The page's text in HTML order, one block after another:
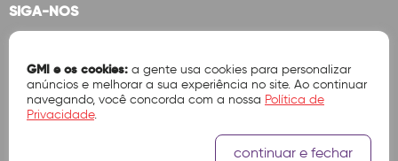
SIGA-NOS
GMI e os cookies: a gente usa cookies para personalizar
anúncios e melhorar a sua experiência no site. Ao continuar
navegando, você concorda com a nossa Política de
Privacidade.
continuar e fechar